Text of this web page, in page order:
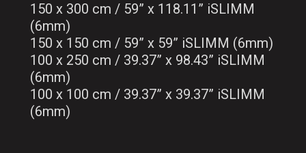
150 x 300 cm / 59” x 118.11” iSLIMM
(6mm)
150 x 150 cm / 59” x 59” iSLIMM (6mm)
100 x 250 cm / 39.37” x 98.43” iSLIMM
(6mm)
100 x 100 cm / 39.37” x 39.37” iSLIMM
(6mm)